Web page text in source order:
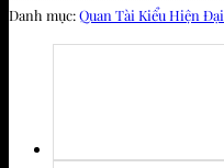
Danh mục:Quan Tài Kiểu Hiện Đại